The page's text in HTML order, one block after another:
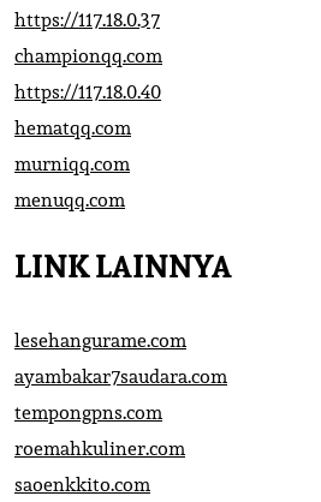
https://117.18.0.37
championqq.com
https://117.18.0.40
hematqq.com
murniqq.com
menuqq.com
LINK LAINNYA
lesehangurame.com
ayambakar7saudara.com
tempongpns.com
roemahkuliner.com
saoenkkito.com